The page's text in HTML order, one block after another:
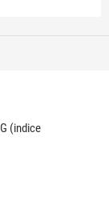
(indice